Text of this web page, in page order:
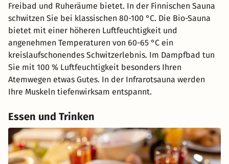
Freibad und Ruheräume bietet. In der Finnischen Sauna
schwitzen Sie bei klassischen 80-100 °C. Die Bio-Sauna
bietet mit einer höheren Luftfeuchtigkeit und
angenehmen Temperaturen von 60-65 °C ein
kreislaufschonendes Schwitzerlebnis. Im Dampfbad tun
Sie mit 100 % Luftfeuchtigkeit besonders Ihren
Atemwegen etwas Gutes. In der Infrarotsauna werden
Ihre Muskeln tiefenwirksam entspannt.
Essen und Trinken